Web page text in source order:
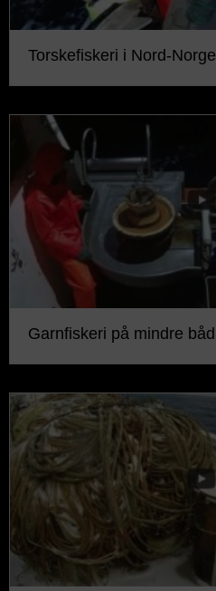
Torskefiskeri i Nord-Norge
Garnfiskeri på mindre båd